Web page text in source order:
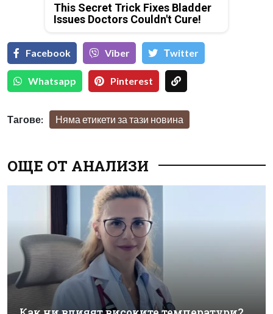
This Secret Trick Fixes Bladder
Issues Doctors Couldn't Cure!
Facebook Viber Тwitter
Whatsapp Pinterest
Тагове: Няма етикети за тази новина
ОЩЕ ОТ АНАЛИЗИ